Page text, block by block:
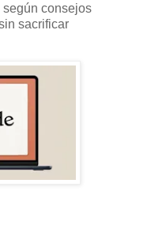
según consejos
sacrificar